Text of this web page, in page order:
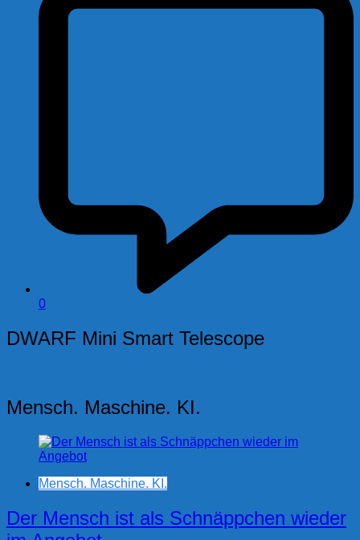
0
DWARF Mini Smart Telescope
Mensch. Maschine. KI.
Mensch. Maschine. KI.
Der Mensch ist als Schnäppchen wieder